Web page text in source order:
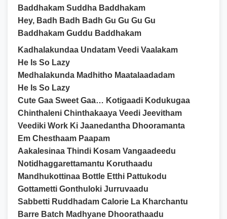
Baddhakam Suddha Baddhakam
Hey, Badh Badh Badh Gu Gu Gu Gu
Baddhakam Guddu Baddhakam
Kadhalakundaa Undatam Veedi Vaalakam
He Is So Lazy
Medhalakunda Madhitho Maatalaadadam
He Is So Lazy
Cute Gaa Sweet Gaa… Kotigaadi Kodukugaa
Chinthaleni Chinthakaaya Veedi Jeevitham
Veediki Work Ki Jaanedantha Dhooramanta
Em Chesthaam Paapam
Aakalesinaa Thindi Kosam Vangaadeedu
Notidhaggarettamantu Koruthaadu
Mandhukottinaa Bottle Etthi Pattukodu
Gottametti Gonthuloki Jurruvaadu
Sabbetti Ruddhadam Calorie La Kharchantu
Barre Batch Madhyane Dhoorathaadu